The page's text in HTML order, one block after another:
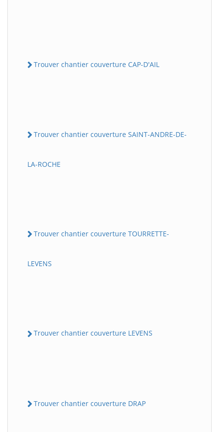
Trouver chantier couverture CAP-D'AIL
Trouver chantier couverture SAINT-ANDRE-DE-
LA-ROCHE
Trouver chantier couverture TOURRETTE-
LEVENS
Trouver chantier couverture LEVENS
Trouver chantier couverture DRAP